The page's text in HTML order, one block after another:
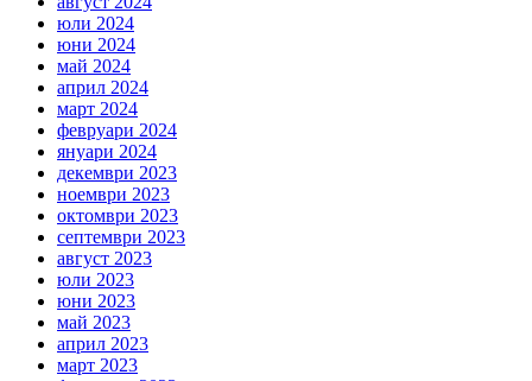
юли 2024
юни 2024
май 2024
април 2024
март 2024
февруари 2024
януари 2024
декември 2023
ноември 2023
октомври 2023
септември 2023
август 2023
юли 2023
юни 2023
май 2023
април 2023
март 2023